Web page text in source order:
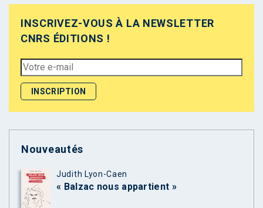
INSCRIVEZ-VOUS À LA NEWSLETTER
CNRS ÉDITIONS !
Nouveautés
Judith Lyon-Caen
« Balzac nous appartient »